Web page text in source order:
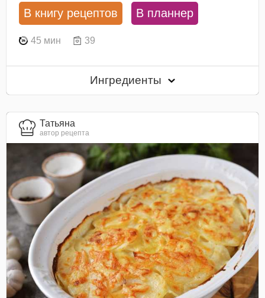
В книгу рецептов В планнер
45 мин 39
Ингредиенты
Татьяна
автор рецепта